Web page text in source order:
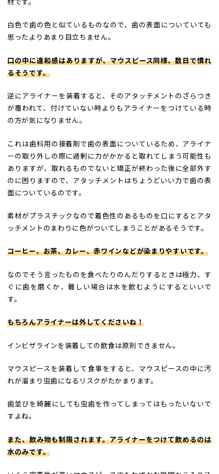
白色で歯の色と似ているものなので、歯の表面についていても
思ったよりあまり目立ちません。
口の中に違和感はありますが、マウスピース同様、数日で慣れ
るそうです。
逆にアライナーを装着すると、そのアタッチメントのざらつき
が覆われて、付けていない時よりもアライナーをつけている時
の方が気になりません。
これは歯科用の接着剤で歯の表面についているため、アライナ
ーの取り外しの際に過剰に力がかかると取れてしまう可能性も
ありますが、取れるものでないと矯正が終わった後に全部外す
のに困りますので、アタッチメントはちょうどいい力で歯の表
面についているのです。
素材がプラスチックなので着色性のあるものを口にするとアタ
ッチメントのまわりに色がついてしまうことがあるそうです。
コーヒー、お茶、カレー、赤ワインなどが染まりやすいです。
なのでそう言ったものを食べたりのんだりするときは極力、す
ぐに歯を磨くか、難しい場合は水を飲むようにするといいで
す。
もちろんアライナーは外してくださいね！
インビザラインを装着しての飲食は原則できません。
マウスピースを装着して食事をすると、マウスピースの中に汚
れが溜まり虫歯になるリスクがたかまります。
歯並びを綺麗にしても虫歯を作ってしまってはもったいないで
すよね。
また、飲み物も制限されます。アライナーをつけて飲めるのは
水のみです。